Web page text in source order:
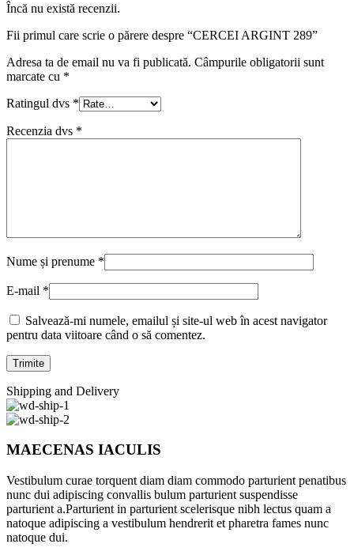
Încă nu există recenzii.
Fii primul care scrie o părere despre “CERCEI ARGINT 289”
Adresa ta de email nu va fi publicată. Câmpurile obligatorii sunt
marcate cu *
Ratingul dvs *
Recenzia dvs *
Nume și prenume *
E-mail *
Salvează-mi numele, emailul și site-ul web în acest navigator
pentru data viitoare când o să comentez.
Shipping and Delivery
MAECENAS IACULIS
Vestibulum curae torquent diam diam commodo parturient penatibus
nunc dui adipiscing convallis bulum parturient suspendisse
parturient a.Parturient in parturient scelerisque nibh lectus quam a
natoque adipiscing a vestibulum hendrerit et pharetra fames nunc
natoque dui.